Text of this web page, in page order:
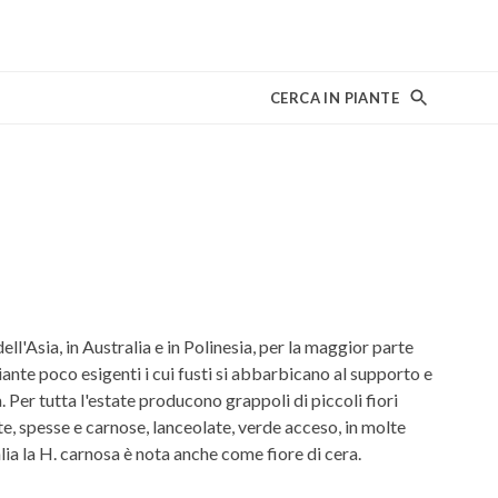
CERCA IN PIANTE
in Australia e in Polinesia, per la maggior parte
poco esigenti i cui fusti si abbarbicano al supporto e
Per tutta l'estate producono grappoli di piccoli fiori
spesse e carnose, lanceolate, verde acceso, in molte
la H. carnosa è nota anche come fiore di cera.